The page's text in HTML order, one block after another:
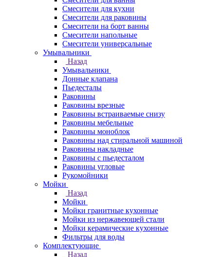
Смесители для кухни
Смесители для раковины
Смесители на борт ванны
Смесители напольные
Смесители универсальные
Умывальники
Назад
Умывальники
Донные клапана
Пьедесталы
Раковины
Раковины врезные
Раковины встраиваемые снизу
Раковины мебельные
Раковины моноблок
Раковины над стиральной машиной
Раковины накладные
Раковины с пьедесталом
Раковины угловые
Рукомойники
Мойки
Назад
Мойки
Мойки гранитные кухонные
Мойки из нержавеющей стали
Мойки керамические кухонные
Фильтры для воды
Комплектующие
Назад